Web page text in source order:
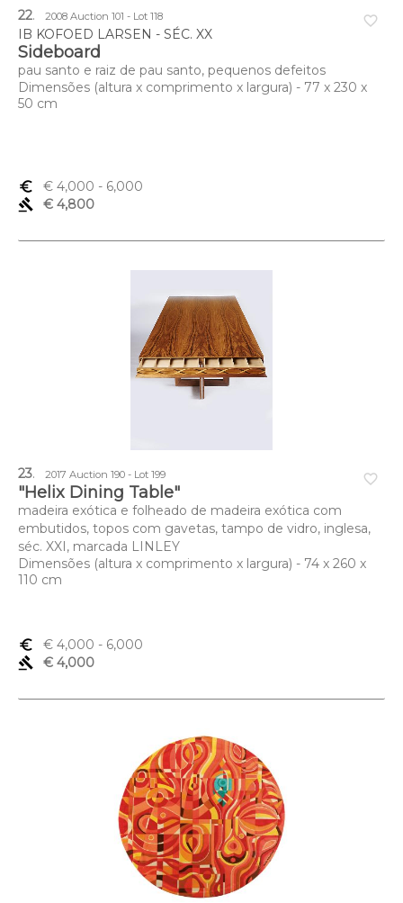
favorite_border
22. 2008 Auction 101 - Lot 118
IB KOFOED LARSEN - SÉC. XX
Sideboard
pau santo e raiz de pau santo, pequenos defeitos
Dimensões (altura x comprimento x largura) - 77 x 230 x
50 cm
euro_symbol € 4,000 - 6,000
gavel
€ 4,800
favorite_border
23. 2017 Auction 190 - Lot 199
"Helix Dining Table"
madeira exótica e folheado de madeira exótica com
embutidos, topos com gavetas, tampo de vidro, inglesa,
séc. XXI, marcada LINLEY
Dimensões (altura x comprimento x largura) - 74 x 260 x
110 cm
euro_symbol € 4,000 - 6,000
gavel
€ 4,000